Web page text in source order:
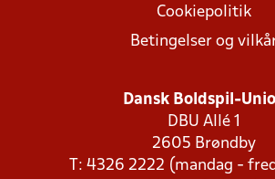
Cookiepolitik
Betingelser og
Dansk Boldspil-
DBU Allé 1
2605 Brøndby
T: 4326 2222 (mandag -